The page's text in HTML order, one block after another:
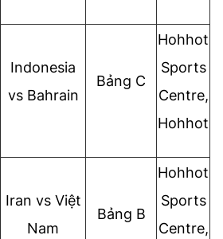
Indonesia
vs Bahrain
Bảng C
Hohhot
Sports
Centre,
Hohhot
Iran vs Việt
Nam
Bảng B
Hohhot
Sports
Centre,